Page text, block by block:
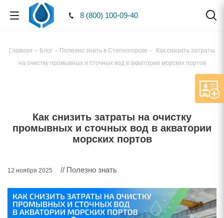
8 (800) 100-09-40
Главная - Блог - Полезно знать в Степногорске -
Как снизить затраты
на очистку промывных и сточных вод в акватории морских портов
Как снизить затраты на очистку
промывных и сточных вод в акватории
морских портов
12 ноября 2025 // Полезно знать